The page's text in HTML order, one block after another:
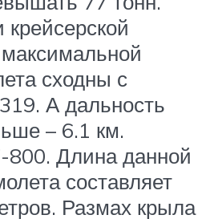
крейсерской
сходны с
А дальность
– 6.1 км.
800. Длина данной
составляет
Размах крыла